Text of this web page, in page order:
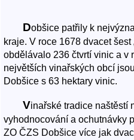
Dobšice patřily k
kraje. V roce 1678 dvacet
obdělávalo 236 čtvrtí vinic a v
největších vinařských obcí
Dobšice s 63 hektary vinic.
Vinařské tradice naštěstí
vyhodnocování a ochutnávky
ZO ČZS Dobšice více jak